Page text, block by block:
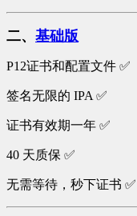
二、 基础版
P12证书和配置文件 ✅
签名无限的 IPA ✅
证书有效期一年 ✅
40 天质保 ✅
无需等待，秒下证书 ✅